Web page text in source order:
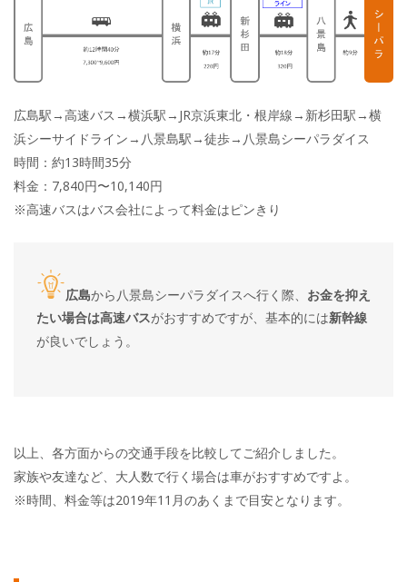
広島駅→高速バス→横浜駅→JR京浜東北・根岸線→新杉田駅→横
浜シーサイドライン→八景島駅→徒歩→八景島シーパラダイス
時間：約13時間35分
料金：7,840円〜10,140円
※高速バスはバス会社によって料金はピンきり
広島から八景島シーパラダイスへ行く際、 お金を抑え
たい場合は高速バスがおすすめですが、基本的には新幹線
が良いでしょう。
以上、各方面からの交通手段を比較してご紹介しました。
家族や友達など、大人数で行く場合は車がおすすめですよ。
※時間、料金等は2019年11月のあくまで目安となります。